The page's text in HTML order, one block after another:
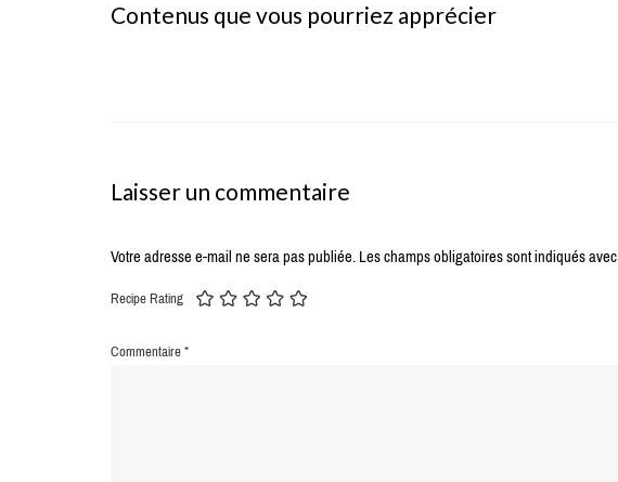
Contenus que vous pourriez apprécier
Laisser un commentaire
Votre adresse e-mail ne sera pas publiée.Les champs obligatoires sont indiqués avec
Recipe Rating
Commentaire*